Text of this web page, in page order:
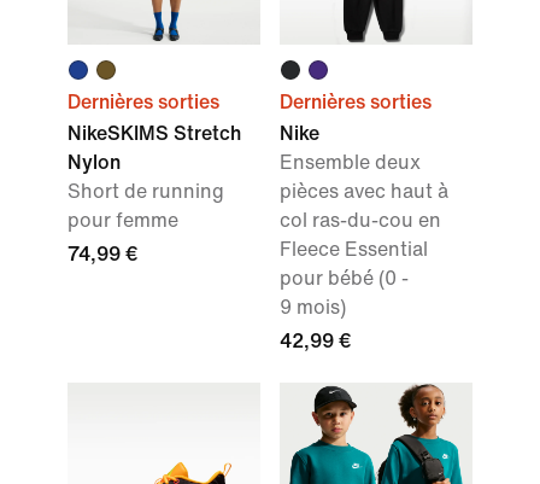
Dernières sorties
NikeSKIMS Stretch
Nylon
Short de running
pour femme
74,99 €
Dernières sorties
Nike
Ensemble deux
pièces avec haut à
col ras-du-cou en
Fleece Essential
pour bébé (0 -
9 mois)
42,99 €